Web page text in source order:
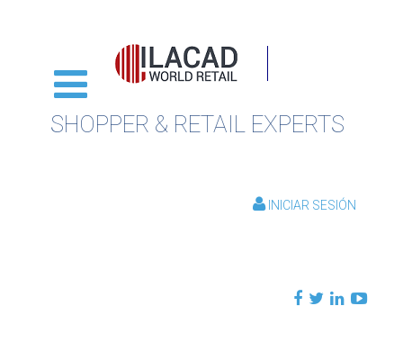
SHOPPER & RETAIL EXPERTS
INICIAR SESIÓN